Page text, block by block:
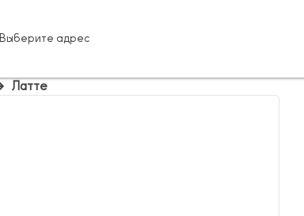
Выберите адрес
Латте